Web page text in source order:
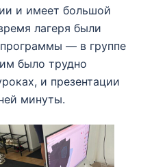
и имеет большой
лагеря были
— в группе
было трудно
и презентации
минуты.